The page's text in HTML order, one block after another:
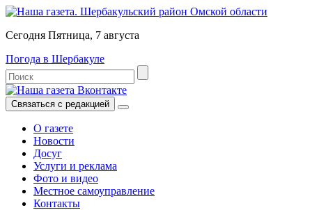
Сегодня Пятница, 7 августа
Погода в Шербакуле
Связаться с редакцией
О газете
Новости
Досуг
Услуги и реклама
Фото и видео
Местное самоуправление
Контакты